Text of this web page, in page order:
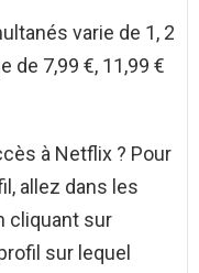
varie de 1, 2
de 7,99 €, 11,99 €
à Netflix ? Pour
allez dans les
cliquant sur
sur lequel